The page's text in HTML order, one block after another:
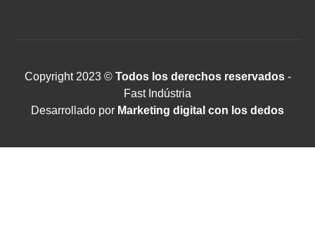
Copyright 2023 © Todos los derechos reservados-
Fast Indústria
Desarrollado por Marketing digital con los dedos